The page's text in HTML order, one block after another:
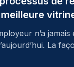
n’a jamais
La